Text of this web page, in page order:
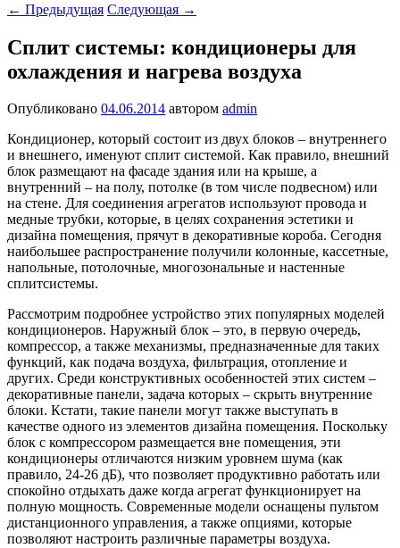
← Предыдущая Следующая →
Сплит системы: кондиционеры для
охлаждения и нагрева воздуха
Опубликовано 04.06.2014 автором admin
Кондиционер, который состоит из двух блоков – внутреннего
и внешнего, именуют сплит системой. Как правило, внешний
блок размещают на фасаде здания или на крыше, а
внутренний – на полу, потолке (в том числе подвесном) или
на стене. Для соединения агрегатов используют провода и
медные трубки, которые, в целях сохранения эстетики и
дизайна помещения, прячут в декоративные короба. Сегодня
наибольшее распространение получили колонные, кассетные,
напольные, потолочные, многозональные и настенные
сплитсистемы.
Рассмотрим подробнее устройство этих популярных моделей
кондиционеров. Наружный блок – это, в первую очередь,
компрессор, а также механизмы, предназначенные для таких
функций, как подача воздуха, фильтрация, отопление и
других. Среди конструктивных особенностей этих систем –
декоративные панели, задача которых – скрыть внутренние
блоки. Кстати, такие панели могут также выступать в
качестве одного из элементов дизайна помещения. Поскольку
блок с компрессором размещается вне помещения, эти
кондиционеры отличаются низким уровнем шума (как
правило, 24-26 дБ), что позволяет продуктивно работать или
спокойно отдыхать даже когда агрегат функционирует на
полную мощность. Современные модели оснащены пультом
дистанционного управления, а также опциями, которые
позволяют настроить различные параметры воздуха.